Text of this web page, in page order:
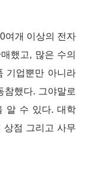
여개 이상의 전자
했고, 많은 수의
기업뿐만 아니라
참했다. 그야말로
알 수 있다.대학
상점 그리고 사무